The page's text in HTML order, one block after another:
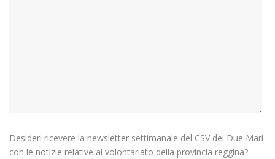
Desideri ricevere la newsletter settimanale del CSV dei Due Mari
con le notizie relative al volontariato della provincia reggina?